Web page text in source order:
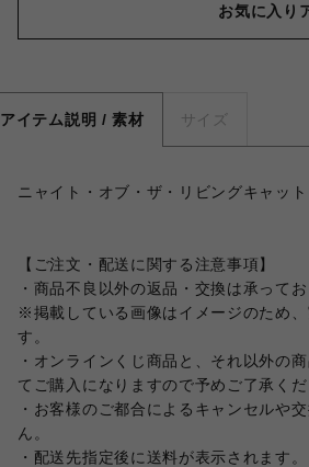
お気に入り
アイテム説明 / 素材 サイズ
ニャイト・オブ・ザ・リビングキャッ
【ご注文・配送に関する注意事項】
・商品不良以外の返品・交換は承ってお
※掲載している画像はイメージのため
す。
・オンラインくじ商品と、それ以外の
てご購入になりますので予めご了承くだ
・お客様のご都合によるキャンセルや
ん。
・配送先指定後に送料が表示されます。